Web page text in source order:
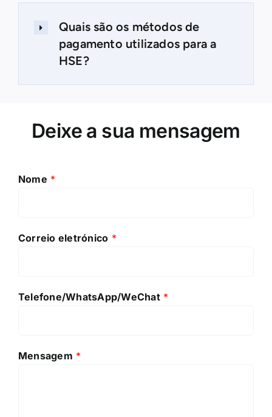
Quais são os métodos de
pagamento utilizados para a
HSE?
Deixe a sua mensagem
Nome *
Correio eletrónico *
Telefone/WhatsApp/WeChat *
Mensagem *